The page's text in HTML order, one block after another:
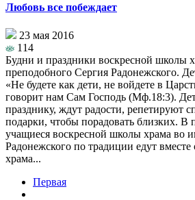
Любовь все побеждает
23 мая 2016
114
Будни и праздники воскресной школы
преподобного Сергия Радонежского.
«Не будете как дети, не войдете в
говорит нам Сам Господь (Мф.18:3).
празднику, ждут радости, репетируют
подарки, чтобы порадовать близких. В
учащиеся воскресной школы храма во
Радонежского по традиции едут
храма...
Первая